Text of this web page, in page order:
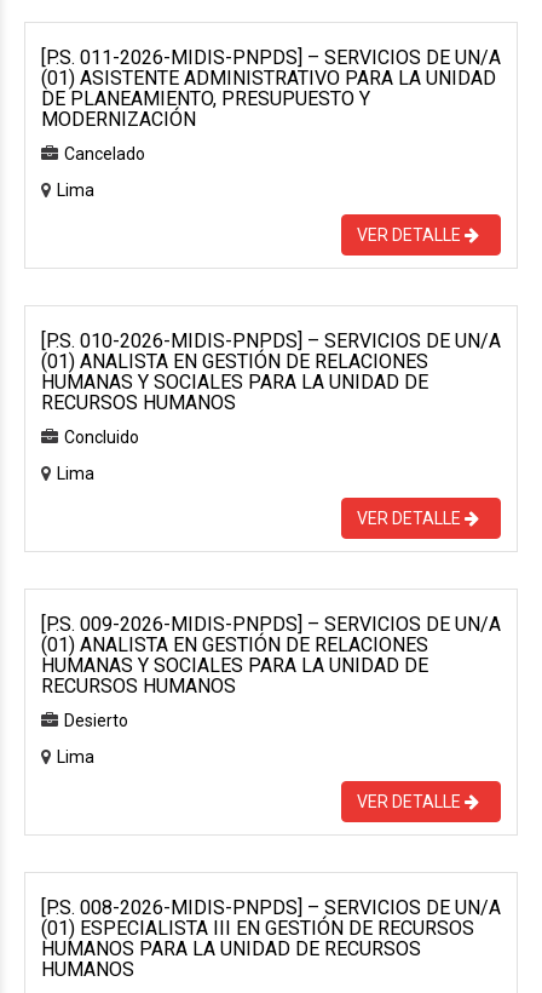
[P.S. 011-2026-MIDIS-PNPDS] – SERVICIOS DE UN/A
(01) ASISTENTE ADMINISTRATIVO PARA LA UNIDAD
DE PLANEAMIENTO, PRESUPUESTO Y
MODERNIZACIÓN
Cancelado
Lima
VER DETALLE
[P.S. 010-2026-MIDIS-PNPDS] – SERVICIOS DE UN/A
(01) ANALISTA EN GESTIÓN DE RELACIONES
HUMANAS Y SOCIALES PARA LA UNIDAD DE
RECURSOS HUMANOS
Concluido
Lima
VER DETALLE
[P.S. 009-2026-MIDIS-PNPDS] – SERVICIOS DE UN/A
(01) ANALISTA EN GESTIÓN DE RELACIONES
HUMANAS Y SOCIALES PARA LA UNIDAD DE
RECURSOS HUMANOS
Desierto
Lima
VER DETALLE
[P.S. 008-2026-MIDIS-PNPDS] – SERVICIOS DE UN/A
(01) ESPECIALISTA III EN GESTIÓN DE RECURSOS
HUMANOS PARA LA UNIDAD DE RECURSOS
HUMANOS